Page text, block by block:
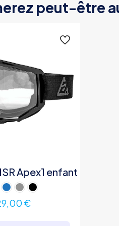
peut-être
Apex1 enfant
€